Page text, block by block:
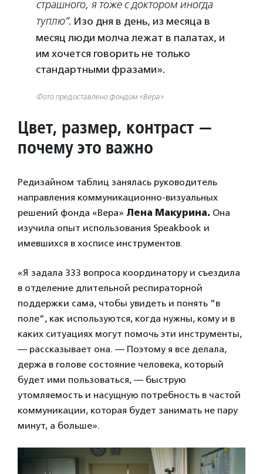
страшного, я тоже с доктором иногда
туплю“. Изо дня в день, из месяца в
месяц люди молча лежат в палатах, и
им хочется говорить не только
стандартными фразами».
Фото предоставлено фондом «Вера»
Цвет, размер, контраст —
почему это важно
Редизайном таблиц занялась руководитель
направления коммуникационно-визуальных
решений фонда «Вера» Лена Макурина. Она
изучила опыт использования Speakbook и
имевшихся в хосписе инструментов.
«Я задала 333 вопроса координатору и съездила
в отделение длительной респираторной
поддержки сама, чтобы увидеть и понять ”в
поле”, как используются, когда нужны, кому и в
каких ситуациях могут помочь эти инструменты,
— рассказывает она. — Поэтому я все делала,
держа в голове состояние человека, который
будет ими пользоваться, — быструю
утомляемость и насущную потребность в частой
коммуникации, которая будет занимать не пару
минут, а больше».